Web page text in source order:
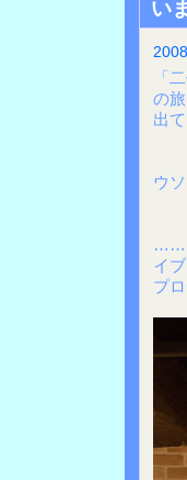
い
「
の
出
ウ
……
イ
プ